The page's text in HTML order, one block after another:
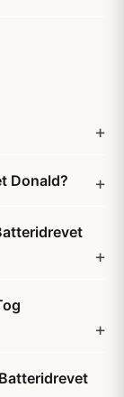
Donald?